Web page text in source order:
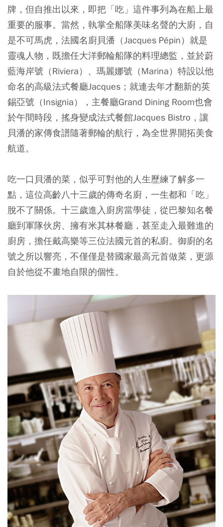
牌，但自推出以來，即把「吃」這件事列為在船上最
重要的服事。當然，執掌全船隊美味名聲的大廚，自
是不可馬虎，法國名廚貝潘（Jacques Pépin）就是
靈魂人物，既擔任大洋郵輪船隊的料理總監，並於蔚
藍海岸號（Riviera）、瑪麗娜號（Marina）特設以他
命名的高級法式餐廳Jacques；就連去年才翻新的英
錫亞號（Insignia），主餐廳Grand Dining Room也會
於午間時段，搖身變成法式餐館Jacques Bistro，讓
貝潘的家傳食譜隨著郵輪的航行，為全世界開拓美食
航道。
吃一口貝潘的菜，似乎可對他的人生歷練了解多一
點，這位高齡八十三歲的傳奇名廚，一生都和「吃」
脫不了關係。十三歲進入廚房當學徒，從巴黎知名餐
廳到軍隊伙房、擁有米其林餐廳，甚至走入最難進的
廚房，擔任戴高樂等三位法國元首的私廚。御廚的名
號之所以響亮，不僅僅是替國家最高元首做菜，更源
自於他從不畫地自限的個性。